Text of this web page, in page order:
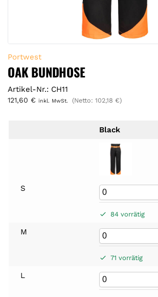
Portwest
OAK BUNDHOSE
Artikel-Nr.: CH11
121,60 € inkl. MwSt. (Netto: 102,18 €)
Black
S
84 vorrätig
M
71 vorrätig
L